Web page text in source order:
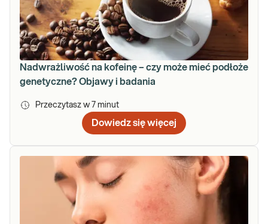
Nadwrażliwość na kofeinę – czy może mieć podłoże
genetyczne? Objawy i badania
Przeczytasz w 7 minut
Dowiedz się więcej